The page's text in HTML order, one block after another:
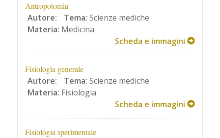
Antropotomìa
Autore: Tema: Scienze mediche
Materia: Medicina
Scheda e immagini
Fisiologìa generale
Autore: Tema: Scienze mediche
Materia: Fisiologia
Scheda e immagini
Fisiologia sperimentale